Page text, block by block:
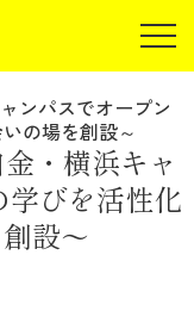
の方
JP EN
ンパスでオープン
の場を創設～
・横浜キャ
学びを活性化
設～